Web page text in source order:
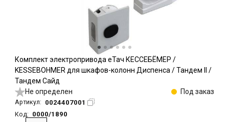
Комплект электропривода еТач КЕССЕБЁМЕР /
KESSEBOHMER для шкафов-колонн Диспенса / Тандем II /
Тандем Сайд
Не определен
Под заказ
Артикул: 0024407001
Код: 0000/1890